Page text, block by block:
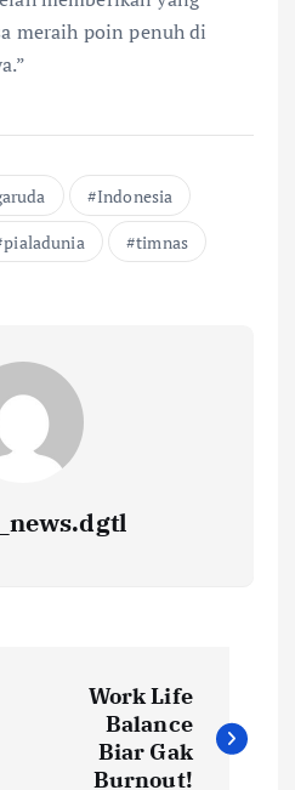
meraih poin penuh di
Indonesia
pialadunia timnas
Work Life
Balance
Biar Gak
Burnout!